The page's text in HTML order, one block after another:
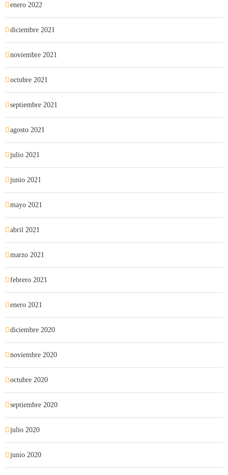
enero 2022
diciembre 2021
noviembre 2021
octubre 2021
septiembre 2021
agosto 2021
julio 2021
junio 2021
mayo 2021
abril 2021
marzo 2021
febrero 2021
enero 2021
diciembre 2020
noviembre 2020
octubre 2020
septiembre 2020
julio 2020
junio 2020